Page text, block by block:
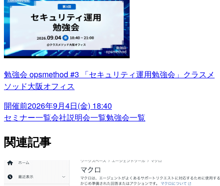
勉強会 opsmethod #3 「セキュリティ運用勉強会」クラスメ
ソッド大阪オフィス
開催前2026年9月4日(金) 18:40
セミナー一覧会社説明会一覧勉強会一覧
関連記事